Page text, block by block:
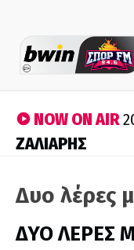
NOW ON AIR
ΖΑΛΙΑΡΗΣ
Δυο λέρες
ΔΥΟ ΛΕΡΕΣ